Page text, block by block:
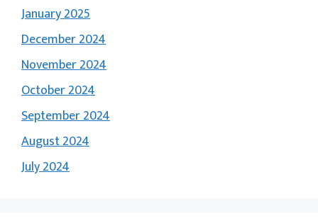
January 2025
December 2024
November 2024
October 2024
September 2024
August 2024
July 2024